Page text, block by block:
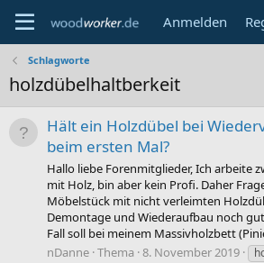
Anmelden
Schlagworte
holzdübelhaltberkeit
Hält ein Holzdübel bei
beim ersten Mal?
Hallo liebe Forenmitglieder, Ich arbeite
mit Holz, bin aber kein Profi. Daher
Möbelstück mit nicht verleimten
Demontage und Wiederaufbau noch
Fall soll bei meinem Massivholzbett
nDanne Thema 8. November 2019